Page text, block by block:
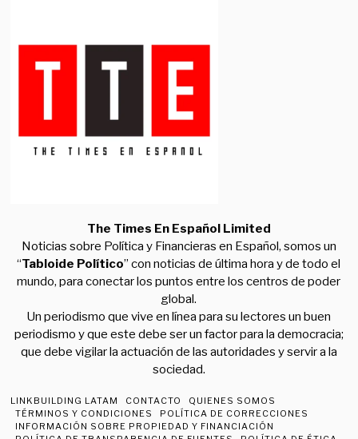
The Times En Español Limited
Noticias sobre Política y Financieras en Español, somos un
“Tabloide Político” con noticias de última hora y de todo el
mundo, para conectar los puntos entre los centros de poder
global.
Un periodismo que vive en línea para su lectores un buen
periodismo y que este debe ser un factor para la democracia;
que debe vigilar la actuación de las autoridades y servir a la
sociedad.
LINKBUILDING LATAM CONTACTO
QUIENES SOMOS
TÉRMINOS Y CONDICIONES
POLÍTICA DE CORRECCIONES
INFORMACIÓN SOBRE PROPIEDAD Y FINANCIACIÓN